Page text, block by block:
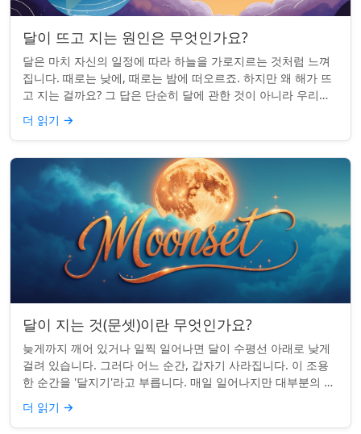
달이 뜨고 지는 원인은 무엇인가요?
달은 마치 자신의 일정에 따라 하늘을 가로지르는 것처럼 느껴
집니다. 때로는 낮에, 때로는 밤에 떠오르죠. 하지만 왜 해가 뜨
고 지는 걸까요? 그 답은 단순히 달에 관한 것이 아니라 우리에
관한 것입니다. 핵심 통찰:...
더 읽기 →
달이 지는 것(문셋)이란 무엇인가요?
늦게까지 깨어 있거나 일찍 일어나면 달이 수평선 아래로 낮게
걸려 있습니다. 그러다 어느 순간, 갑자기 사라집니다. 이 조용
한 순간을 '달지기'라고 부릅니다. 매일 일어나지만 대부분의 사
람들은 놓치곤 합니다. 핵심 ...
더 읽기 →